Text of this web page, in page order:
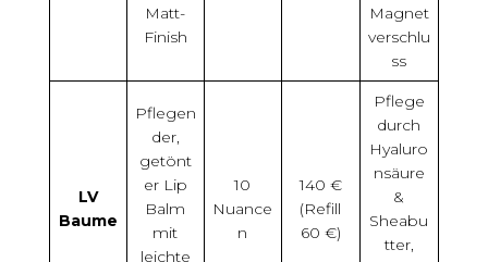
Matt-
Finish
Magnet
verschlu
ss
LV
Baume
Pflegen
der,
getönt
er Lip
Balm
mit
leichte
10
Nuance
n
140 €
(Refill
60 €)
Pflege
durch
Hyaluro
nsäure
&
Sheabu
tter,